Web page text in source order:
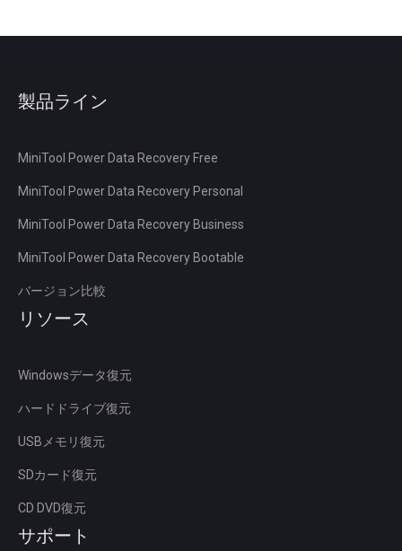
製品ライン
MiniTool Power Data Recovery Free
MiniTool Power Data Recovery Personal
MiniTool Power Data Recovery Business
MiniTool Power Data Recovery Bootable
バージョン比較
リソース
Windowsデータ復元
ハードドライブ復元
USBメモリ復元
SDカード復元
CD DVD復元
サポート